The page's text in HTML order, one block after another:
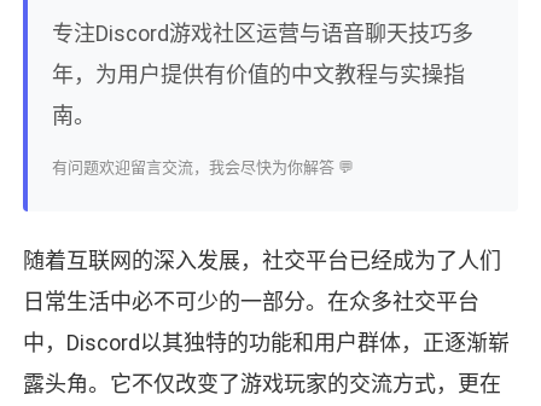
专注Discord游戏社区运营与语音聊天技巧多
年，为用户提供有价值的中文教程与实操指
南。
有问题欢迎留言交流，我会尽快为你解答 💬
随着互联网的深入发展，社交平台已经成为了人们
日常生活中必不可少的一部分。在众多社交平台
中，Discord以其独特的功能和用户群体，正逐渐崭
露头角。它不仅改变了游戏玩家的交流方式，更在